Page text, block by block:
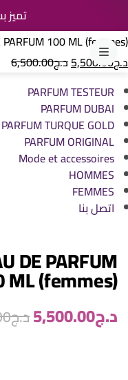
القائمة
PARFUM 100 ML (femmes)
د.ج5,500.00د.ج6,500.00
PARFUM TESTEUR
PARFUM DUBAI
PARFUM TURQUE GOLD
PARFUM ORIGINAL
Mode et accessoires
HOMMES
FEMMES
اتصل بنا
DE PARFUM
ML (femmes)
د.ج5,500.00د.ج